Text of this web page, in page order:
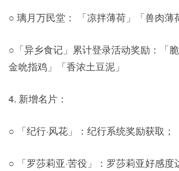
○ 璃月万民堂： 「凉拌薄荷」「兽肉薄
○「异乡食记」累计登录活动奖励：「
金吮指鸡」「香浓土豆泥」
4. 新增名片：
○ 「纪行·风花」：纪行系统奖励获取；
○ 「罗莎莉亚·苦役」：罗莎莉亚好感度